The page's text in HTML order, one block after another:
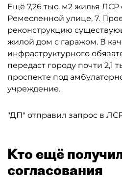
Ещё 7,26 тыс. м2 жилья ЛСР
Ремесленной улице, 7.
реконструкцию
жилой дом с гаражом. В
инфраструктурного
передаст городу почти 2,1
проспекте под
учреждение.
"ДП" отправил запрос в
Кто ещё
согласования